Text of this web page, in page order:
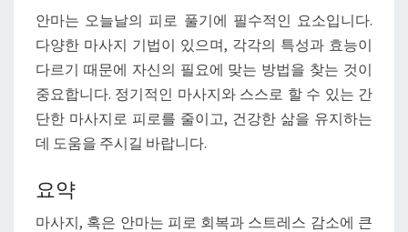
안마는 오늘날의 피로 풀기에 필수적인 요소입니다.
다양한 마사지 기법이 있으며, 각각의 특성과 효능이
다르기 때문에 자신의 필요에 맞는 방법을 찾는 것이
중요합니다. 정기적인 마사지와 스스로 할 수 있는 간
단한 마사지로 피로를 줄이고, 건강한 삶을 유지하는
데 도움을 주시길 바랍니다.
요약
마사지, 혹은 안마는 피로 회복과 스트레스 감소에 큰